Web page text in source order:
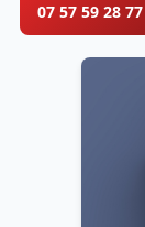
07 57 59 28 77